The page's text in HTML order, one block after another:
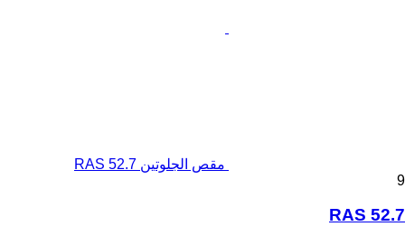
مقص الجلوتين RAS 52.7
9
RAS 52.7